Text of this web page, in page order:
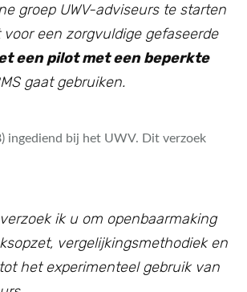
groep UWV-adviseurs te starten
voor een zorgvuldige gefaseerde
een pilot met een beperkte
gaat gebruiken.
ingediend bij het UWV. Dit verzoek
ik u om openbaarmaking
vergelijkingsmethodiek en
het experimenteel gebruik van